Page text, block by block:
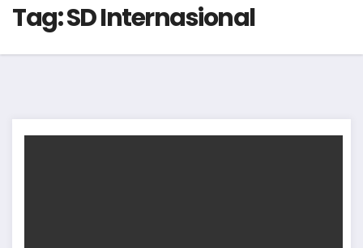
Tag:SD Internasional